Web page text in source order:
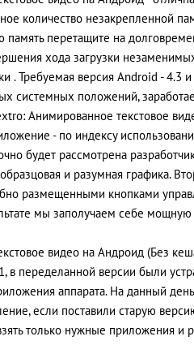
количество незакрепленной
перетащите на
хода загрузки
. Требуемая версия Android - 4.3
системных положений,
Анимированное текстовое
- по индексу
будет рассмотрена
и разумная графика.
размещенными кнопками
мы заполучаем себе
видео на Андроид (Без
в переделанной версии были
аппарата. На данный
если поставили старую
только нужные приложения и